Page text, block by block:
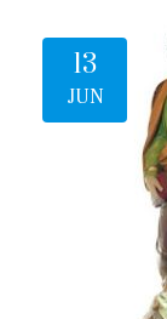
13
JUN